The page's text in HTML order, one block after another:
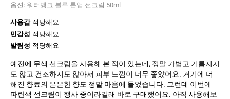
옵션: 워터뱅크 블루 톤업 선크림 50ml
사용감 적당해요
민감성 적당해요
발림성 적당해요
예전에 무색 선크림을 사용해 본 적이 있는데, 정말 가볍고 기름지지
도 않고 건조하지도 않아서 피부 느낌이 너무 좋았어요. 거기에 더
해진 향료의 은은한 향도 정말 마음에 들었습니다. 그런데 이번에
파란색 선크림이 행사 중이라길래 바로 구매했어요. 아직 사용해보